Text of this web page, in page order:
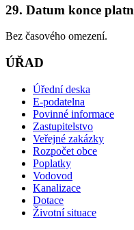
29. Datum konce
Bez časového omezení.
ÚŘAD
Úřední deska
E-podatelna
Povinné informace
Zastupitelstvo
Veřejné zakázky
Rozpočet obce
Poplatky
Vodovod
Kanalizace
Dotace
Životní situace